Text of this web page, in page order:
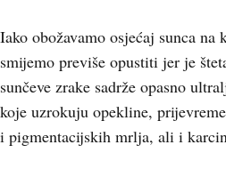
Iako obožavamo osjećaj sunca na
smijemo previše opustiti jer je
sunčeve zrake sadrže opasno
koje uzrokuju opekline,
i pigmentacijskih mrlja, ali i